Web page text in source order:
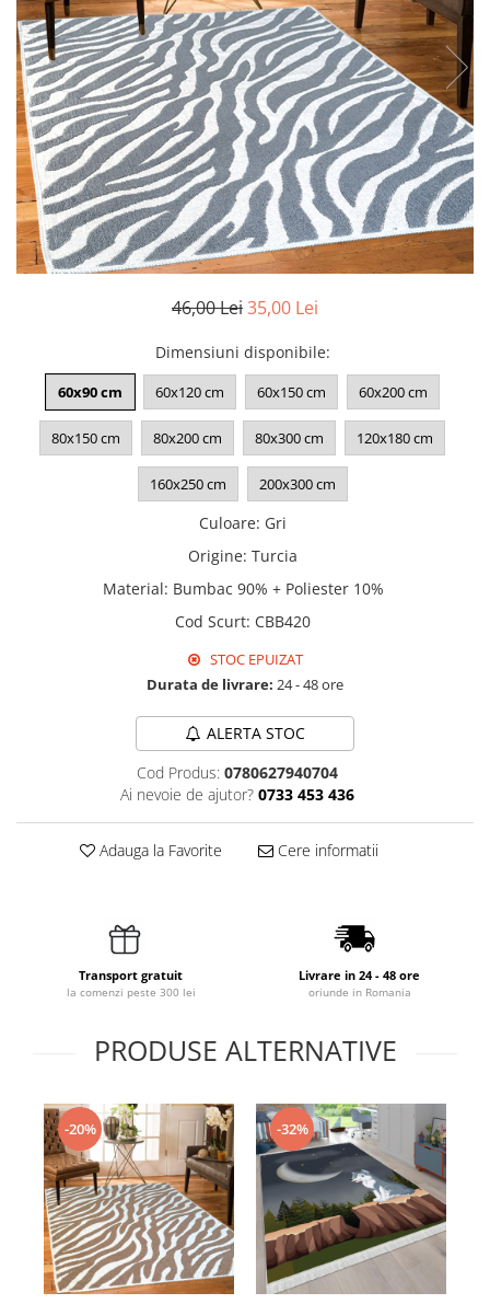
Pilote cu blăniță
46,00 Lei35,00 Lei
Dimensiuni disponibile:
60x90 cm 60x120 cm 60x150 cm 60x200 cm
80x150 cm 80x200 cm 80x300 cm 120x180 cm
160x250 cm 200x300 cm
Culoare: Gri
Origine: Turcia
Material: Bumbac 90% + Poliester 10%
Cod Scurt: CBB420
STOC EPUIZAT
Durata de livrare: 24 - 48 ore
ALERTA STOC
Cod Produs: 0780627940704
Ai nevoie de ajutor? 0733 453 436
Adauga la Favorite Cere informatii
Transport gratuit
la comenzi peste 300 lei
Livrare in 24 - 48 ore
oriunde in Romania
PRODUSE ALTERNATIVE
-20% -32%